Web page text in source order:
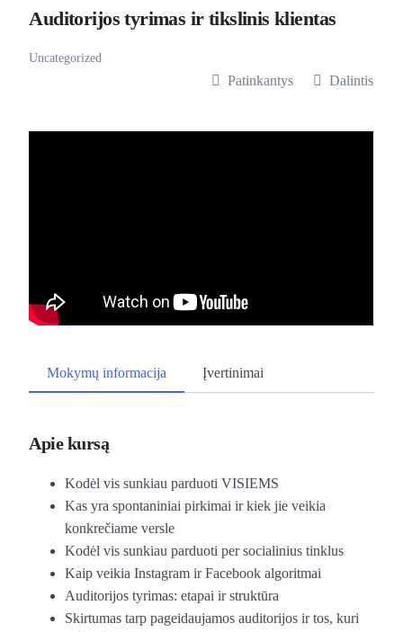
Auditorijos tyrimas ir tikslinis klientas
Uncategorized
Patinkantys Dalintis
Mokymų informacija Įvertinimai
Apie kursą
Kodėl vis sunkiau parduoti VISIEMS
Kas yra spontaniniai pirkimai ir kiek jie veikia
konkrečiame versle
Kodėl vis sunkiau parduoti per socialinius tinklus
Kaip veikia Instagram ir Facebook algoritmai
Auditorijos tyrimas: etapai ir struktūra
Skirtumas tarp pageidaujamos auditorijos ir tos, kuri
Mano paskyra